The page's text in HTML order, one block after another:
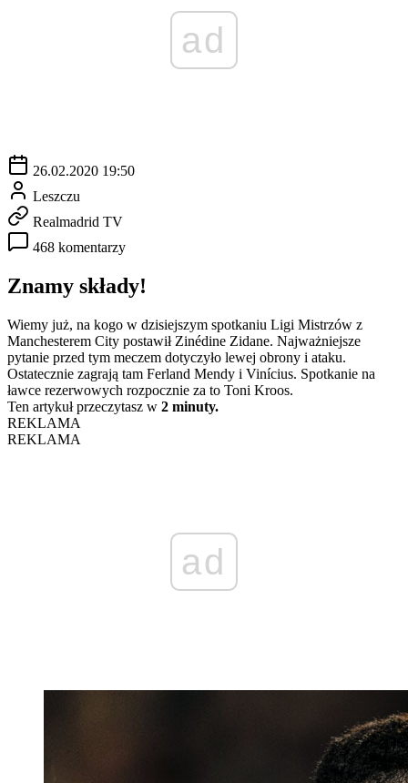
ad
26.02.2020 19:50
Leszczu
Realmadrid TV
468 komentarzy
Znamy składy!
Wiemy już, na kogo w dzisiejszym spotkaniu Ligi Mistrzów z
Manchesterem City postawił Zinédine Zidane. Najważniejsze
pytanie przed tym meczem dotyczyło lewej obrony i ataku.
Ostatecznie zagrają tam Ferland Mendy i Vinícius. Spotkanie na
ławce rezerwowych rozpocznie za to Toni Kroos.
Ten artykuł przeczytasz w 2 minuty.
REKLAMA
REKLAMA
ad